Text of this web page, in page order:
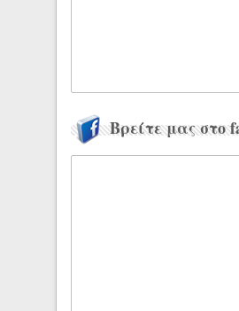
Βρείτε μας στο